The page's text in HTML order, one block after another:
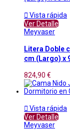
 Vista rápida
Ver Detalle
Meyvaser
Litera Doble
cm (Largo) x
824,90 €
 Vista rápida
Ver Detalle
Meyvaser